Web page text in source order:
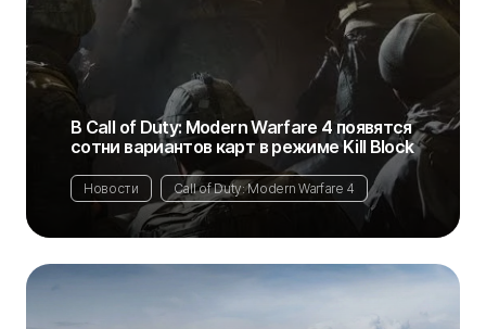
В Call of Duty: Modern Warfare 4 появятся
сотни вариантов карт в режиме Kill Block
Новости Call of Duty: Modern Warfare 4